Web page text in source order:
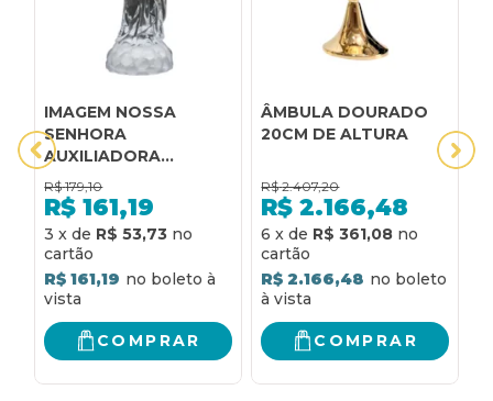
IMAGEM NOSSA
SENHORA
AUXILIADORA
ACRÍLICO COM LUZ
20CM DE ALTURA
R$ 179,10
R$ 161,19
3 x de R$ 53,73
R$ 161,19
COMPRAR
ÂMBULA DOURADO
20CM DE ALTURA
R$ 2.407,20
R$ 2.166,48
6 x de R$ 361,08
R$ 2.166,48
COMPRAR